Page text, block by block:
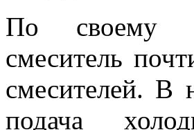
По своему
смеситель
смесителей. В
подача